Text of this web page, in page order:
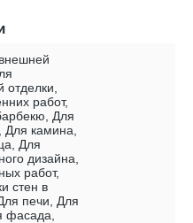
отделки,
работ,
Для
Для камина,
Для
дизайна,
работ,
стен в
печи, Для
фасада,